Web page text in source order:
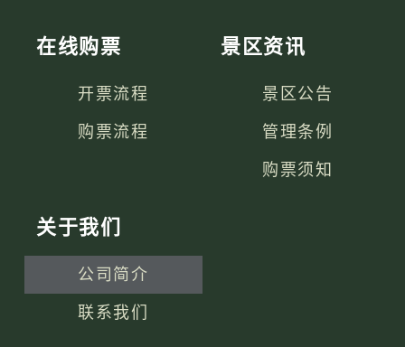
在线购票
开票流程
购票流程
景区资讯
景区公告
管理条例
购票须知
关于我们
公司简介
联系我们